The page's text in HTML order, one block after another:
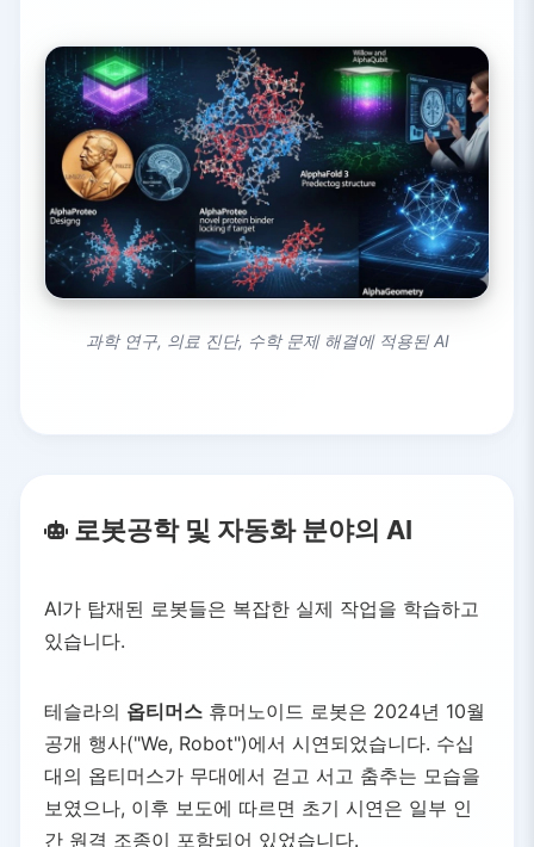
과학 연구, 의료 진단, 수학 문제 해결에 적용된 AI
로봇공학 및 자동화 분야의 AI
AI가 탑재된 로봇들은 복잡한 실제 작업을 학습하고
있습니다.
테슬라의 옵티머스 휴머노이드 로봇은 2024년 10월
공개 행사("We, Robot")에서 시연되었습니다. 수십
대의 옵티머스가 무대에서 걷고 서고 춤추는 모습을
보였으나, 이후 보도에 따르면 초기 시연은 일부 인
간 원격 조종이 포함되어 있었습니다.